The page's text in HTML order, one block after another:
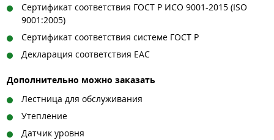
Сертификат соответствия ГОСТ Р ИСО 9001-2015 (ISO
9001:2005)
Сертификат соответствия системе ГОСТ Р
Декларация соответствия ЕАС
Дополнительно можно заказать
Лестница для обслуживания
Утепление
Датчик уровня